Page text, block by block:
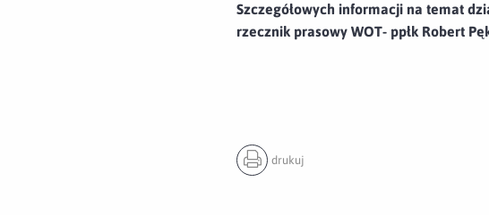
Szczegółowych informacji na temat
rzecznik prasowy WOT- ppłk Robert
drukuj